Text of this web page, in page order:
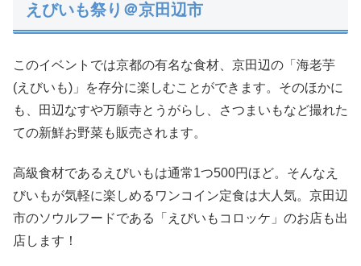
えびいも祭り＠京田辺市
このイベントでは京都の有名な食材、京田辺の「海老芋
(えびいも)」を存分に楽しむことができます。そのほかに
も、田辺なすや万願寺とうがらし、さつまいもなど撮れた
ての新鮮お野菜も販売されます。
高級食材であるえびいもは通常1つ500円ほど。そんなえ
びいもが気軽に楽しめるワンコイン定食は大人気。京田辺
市のソウルフードである「えびいもコロッケ」のお店も出
店します！